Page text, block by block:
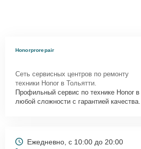
Honorprorepair
Сеть сервисных центров по ремонту
техники Honor в Тольятти.
Профильный сервис по технике Honor
любой сложности с гарантией качества.
Ежедневно, с 10:00 до 20:00